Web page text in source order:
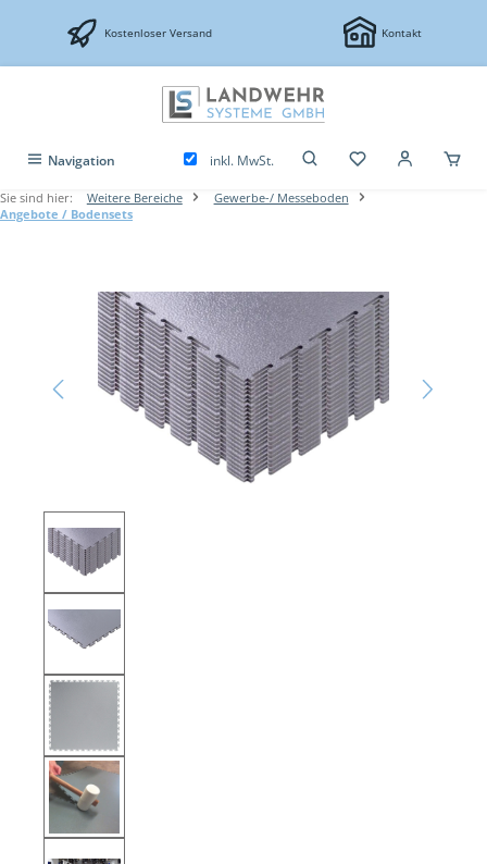
Zum Hauptinhalt springen
Kostenloser Versand Kontakt
Navigation inkl. MwSt.
Sie sind hier: Weitere Bereiche
Gewerbe-/ Messeboden
Angebote / Bodensets